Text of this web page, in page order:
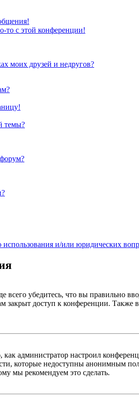
то с этой конференции!
моих друзей и недругов?
темы?
и/или юридических
убедитесь, что вы правильно
закрыт доступ к конференции.
как администратор настроил
которые недоступны анонимным
мы рекомендуем это сделать.